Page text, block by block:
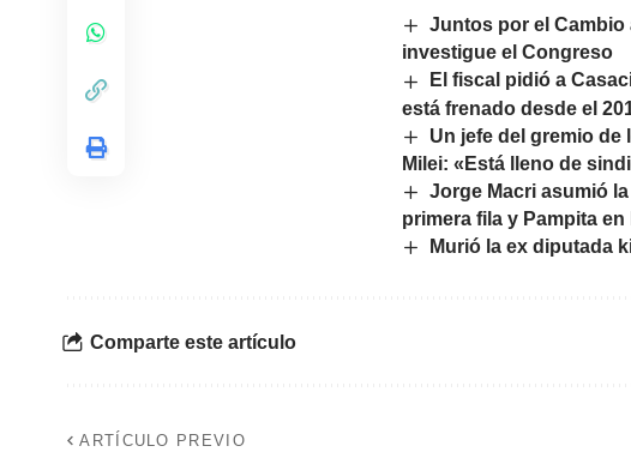
Juntos por el
investigue el Congreso
El fiscal pidió a
está frenado desde el
Un jefe del gremio de
Milei: «Está lleno de
Jorge Macri asumió
primera fila y Pampita en
Murió la ex diputada
Comparte este artículo
ARTÍCULO PREVIO